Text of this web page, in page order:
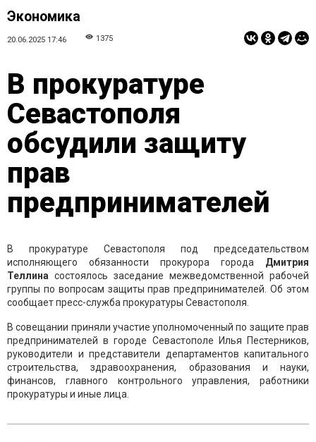
Экономика
20.06.2025 17:46 1375
В прокуратуре
Севастополя
обсудили защиту
прав
предпринимателей
В прокуратуре Севастополя под председательством
исполняющего обязанности прокурора города Дмитрия
Теллина состоялось заседание межведомственной рабочей
группы по вопросам защиты прав предпринимателей. Об этом
сообщает пресс-служба прокуратуры Севастополя.
В совещании приняли участие уполномоченный по защите прав
предпринимателей в городе Севастополе Илья Пестерников,
руководители и представители департаментов капитального
строительства, здравоохранения, образования и науки,
финансов, главного контрольного управления, работники
прокуратуры и иные лица.